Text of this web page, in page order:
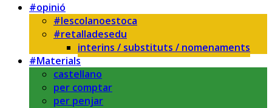
#opinió
#lescolanoestoca
#retalladesedu
interins / substituts / nomenaments
#Materials
castellano
per comptar
per penjar